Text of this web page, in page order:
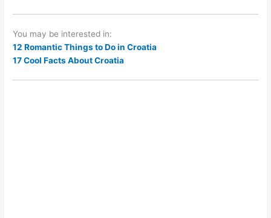
You may be interested in:
12 Romantic Things to Do in Croatia
17 Cool Facts About Croatia